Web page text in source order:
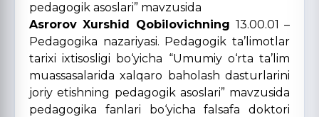
pedagogik asoslari” mavzusida
Asrorov Xurshid Qobilovichning 13.00.01 –
Pedagogika nazariyasi. Pedagogik ta’limotlar
tarixi ixtisosligi bo‘yicha “Umumiy o‘rta ta’lim
muassasalarida xalqaro baholash dasturlarini
joriy etishning pedagogik asoslari” mavzusida
pedagogika fanlari bo‘yicha falsafa doktori